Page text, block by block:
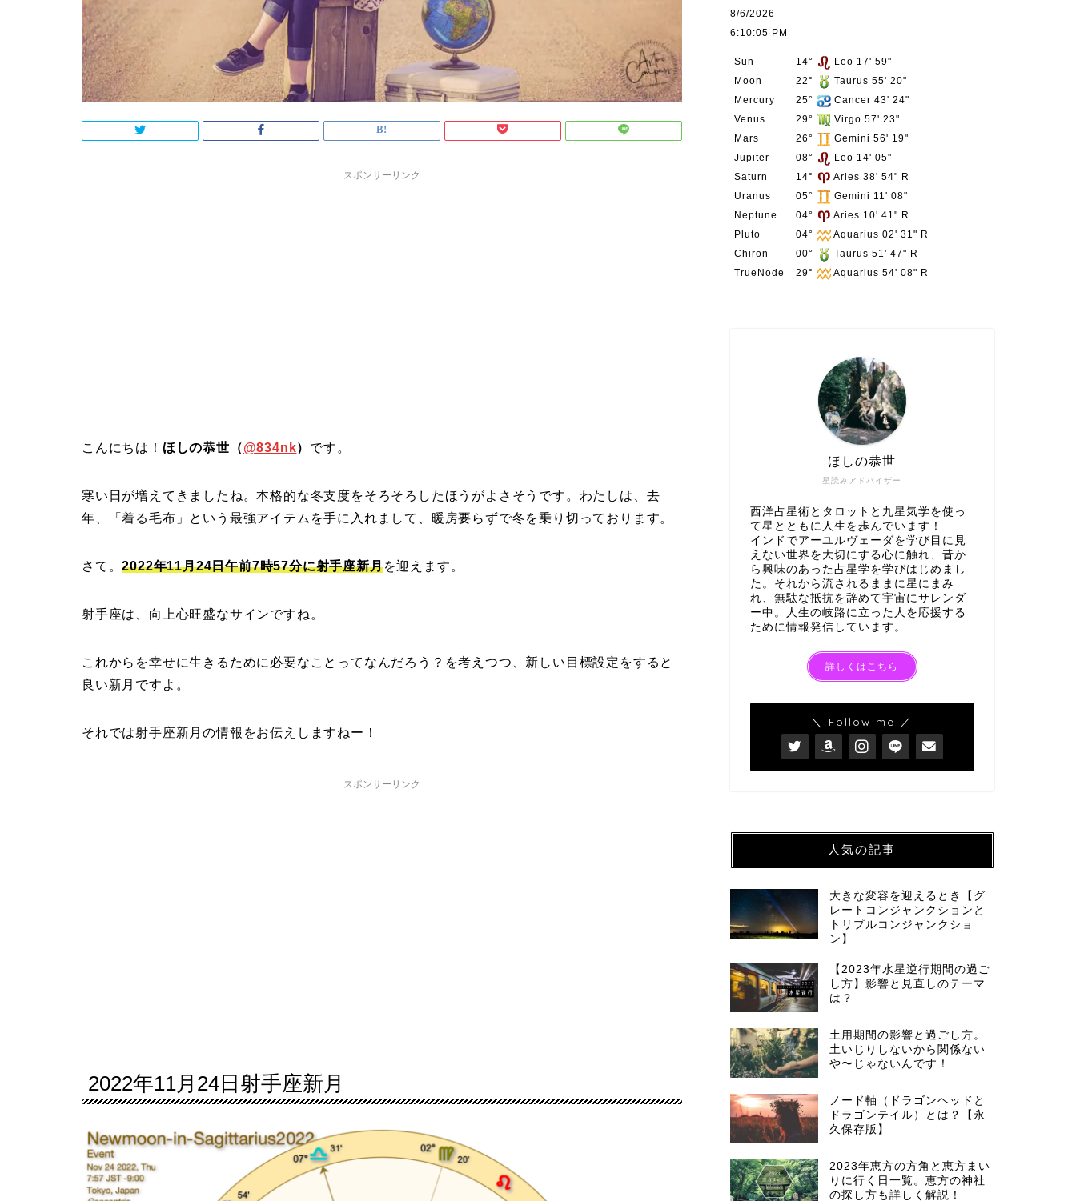
スポンサーリンク
こんにちは！ ほしの恭世（@834nk） です。
寒い日が増えてきましたね。本格的な冬支度をそろそろしたほうがよさそうです。わたしは、去
年、「着る毛布」という最強アイテムを手に入れまして、暖房要らずで冬を乗り切っております。
さて。2022年11月24日午前7時57分に射手座新月を迎えます。
射手座は、向上心旺盛なサインですね。
これからを幸せに生きるために必要なことってなんだろう？を考えつつ、新しい目標設定をすると
良い新月ですよ。
それでは射手座新月の情報をお伝えしますねー！
スポンサーリンク
2022年11月24日射手座新月
8/6/2026
6:10:05 PM
Sun 14°
Leo 17' 59"
Moon
22°
Taurus 55' 20"
Mercury
25°
Cancer 43' 24"
Venus
29°
Virgo 57' 23"
Mars
26°
Gemini 56' 19"
Jupiter
08°
Leo 14' 05"
Saturn
14°
Aries 38' 54" R
Uranus
05°
Gemini 11' 08"
Neptune
04°
Aries 10' 41" R
Pluto
04°
Aquarius 02' 31" R
Chiron
00°
Taurus 51' 47" R
TrueNode
29° Aquarius 54' 08" R
星読みアドバイザー
ほしの恭世
西洋占星術とタロットと九星気学を使っ
て星とともに人生を歩んでいます！
インドでアーユルヴェーダを学び目に見
えない世界を大切にする心に触れ、昔か
ら興味のあった占星学を学びはじめまし
た。それから流されるままに星にまみ
れ、無駄な抵抗を辞めて宇宙にサレンダ
ー中。人生の岐路に立った人を応援する
ために情報発信しています。
詳しくはこちら
＼ Follow me ／
人気の記事
大きな変容を迎えるとき【グ
レートコンジャンクションと
トリプルコンジャンクショ
ン】
【2023年水星逆行期間の過ご
し方】影響と見直しのテーマ
は？
土用期間の影響と過ごし方。
土いじりしないから関係ない
や〜じゃないんです！
ノード軸（ドラゴンヘッドと
ドラゴンテイル）とは？【永
久保存版】
2023年恵方の方角と恵方まい
りに行く日一覧。恵方の神社
の探し方も詳しく解説！